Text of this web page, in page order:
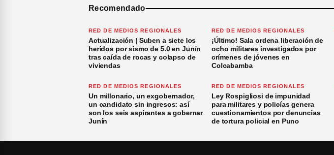
Recomendado
RED DE MEDIOS REGIONALES
Actualización | Suben a siete los
heridos por sismo de 5.0 en Junín
tras caída de rocas y colapso de
viviendas
RED DE MEDIOS REGIONALES
¡Último! Sala ordena liberación de
ocho militares investigados por
crímenes de jóvenes en
Colcabamba
RED DE MEDIOS REGIONALES
Un millonario, un exgobernador,
un candidato sin ingresos: así
son los seis aspirantes a gobernar
Junín
RED DE MEDIOS REGIONALES
Ley Rospigliosi de impunidad
para militares y policías genera
cuestionamientos por denuncias
de tortura policial en Puno